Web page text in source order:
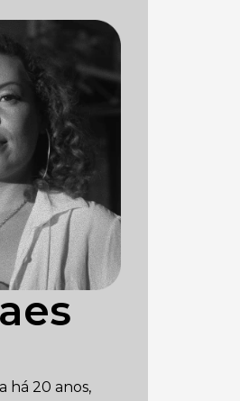
Cinema Negro
anos
e
da Anistia
há 20 anos,